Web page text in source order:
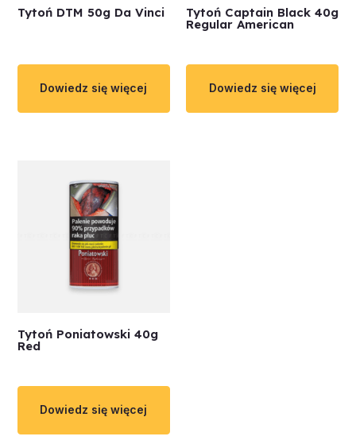
Tytoń DTM 50g Da Vinci
Dowiedz się więcej
Tytoń Captain Black 40g
Regular American
Dowiedz się więcej
Tytoń Poniatowski 40g
Red
Dowiedz się więcej